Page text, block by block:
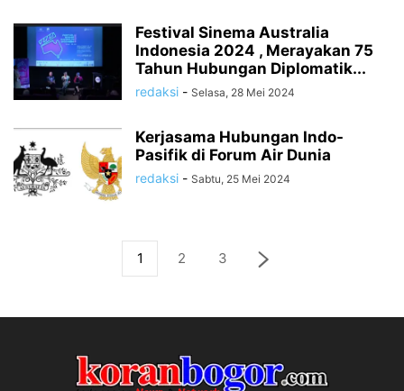
Festival Sinema Australia
Indonesia 2024 , Merayakan 75
Tahun Hubungan Diplomatik...
redaksi - Selasa, 28 Mei 2024
Kerjasama Hubungan Indo-
Pasifik di Forum Air Dunia
redaksi - Sabtu, 25 Mei 2024
1 2 3